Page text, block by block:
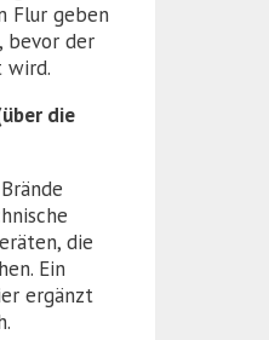
Flur geben
bevor der
wird.
die
die
Ein
ergänzt